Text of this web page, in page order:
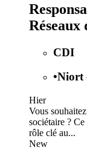
Réseaux
CDI
•Niort
Hier
Vous
sociétaire ?
rôle clé au...
New